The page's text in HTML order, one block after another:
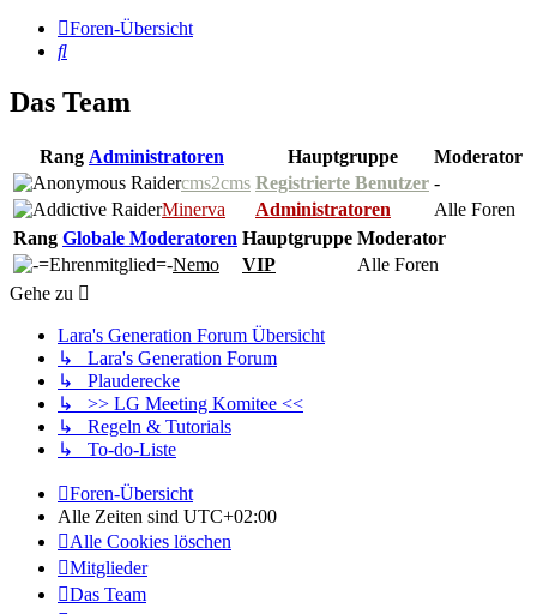
Foren-Übersicht
Suche
Das Team
Rang Administratoren Hauptgruppe
Moderator
cms2cms Registrierte Benutzer -
Minerva
Administratoren
Alle Foren
Rang Globale Moderatoren Hauptgruppe Moderator
Nemo
VIP
Alle Foren
Gehe zu
Lara's Generation Forum Übersicht
↳ Lara's Generation Forum
↳ Plauderecke
↳ >> LG Meeting Komitee <<
↳ Regeln & Tutorials
↳ To-do-Liste
Foren-Übersicht
Alle Zeiten sind UTC+02:00
Alle Cookies löschen
Mitglieder
Das Team